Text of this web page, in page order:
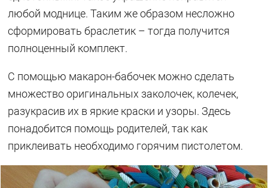
любой моднице. Таким же образом несложно
сформировать браслетик – тогда получится
полноценный комплект.
С помощью макарон-бабочек можно сделать
множество оригинальных заколочек, колечек,
разукрасив их в яркие краски и узоры. Здесь
понадобится помощь родителей, так как
приклеивать необходимо горячим пистолетом.